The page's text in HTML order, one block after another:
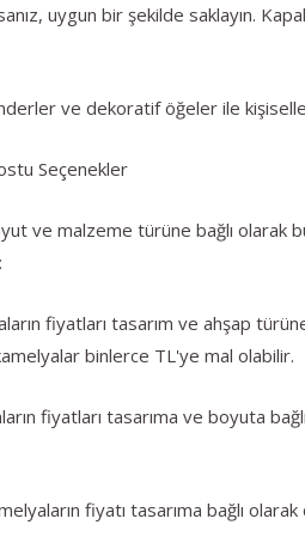
uygun bir şekilde saklayın.
ve dekoratif öğeler ile
Seçenekler
ve malzeme türüne bağlı
fiyatları tasarım ve ahşap
binlerce TL'ye mal olabilir.
fiyatları tasarıma ve boyuta
fiyatı tasarıma bağlı